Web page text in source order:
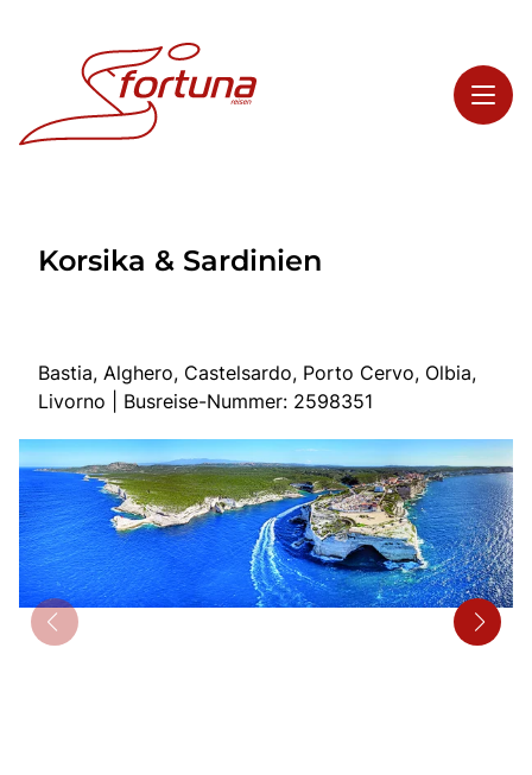
Highlights
Start
Busreisen
Bus mieten
Reisebüro
Newsletter
Kontakt
Korsika & Sardinien
Bastia, Alghero, Castelsardo, Porto Cervo, Olbia,
Livorno | Busreise-Nummer: 2598351